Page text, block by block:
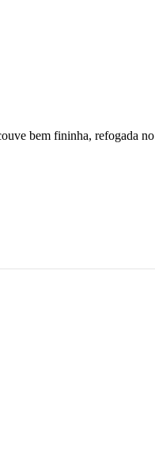
bem fininha, refogada no